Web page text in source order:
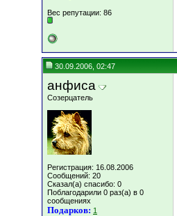
Вес репутации: 86
30.09.2006, 02:47
анфиса
Созерцатель
Регистрация: 16.08.2006
Сообщений: 20
Сказал(а) спасибо: 0
Поблагодарили 0 раз(а) в 0
сообщениях
Подарков: 1